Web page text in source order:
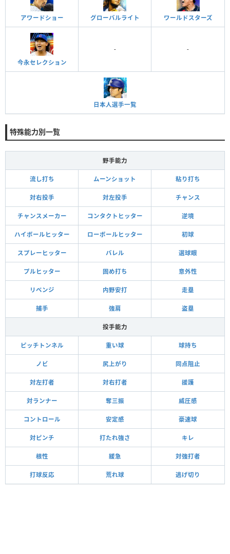
アワードショー グローバルライト ワールドスターズ
今永セレクション
- -
日本人選手一覧
特殊能力別一覧
野手能力
流し打ち ムーンショット 粘り打ち
対右投手 対左投手 チャンス
チャンスメーカー コンタクトヒッター 逆境
ハイボールヒッター ローボールヒッター 初球
スプレーヒッター バレル 選球眼
プルヒッター 固め打ち 意外性
リベンジ 内野安打 走塁
捕手 強肩 盗塁
投手能力
ピッチトンネル 重い球 球持ち
ノビ 尻上がり 同点阻止
対左打者 対右打者 援護
対ランナー 奪三振 威圧感
コントロール 安定感 豪速球
対ピンチ 打たれ強さ キレ
根性 緩急 対強打者
打球反応 荒れ球 逃げ切り